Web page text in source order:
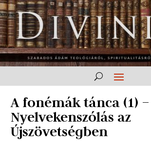
A fonémák tánca (1) –
Nyelvekenszólás az
Újszövetségben